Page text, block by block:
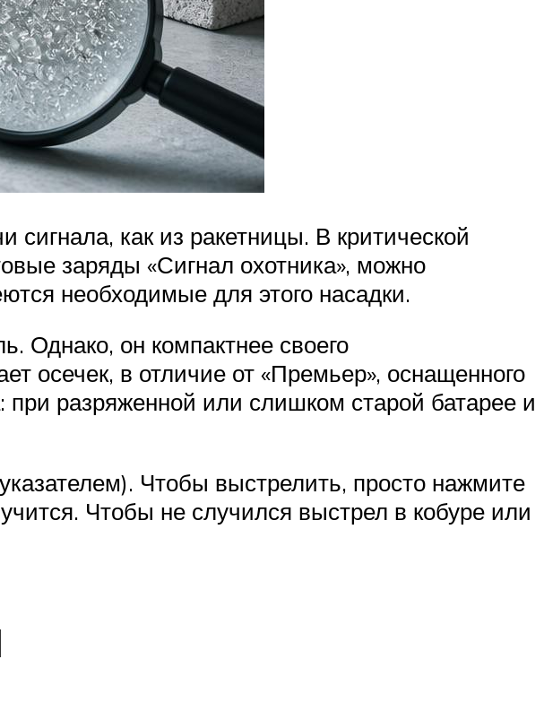
как из ракетницы. В критической
заряды «Сигнал охотника», можно
необходимые для этого насадки.
он компактнее своего
осечек, в отличие от «Премьер», оснащенного
разряженной или слишком старой батарее и
Чтобы выстрелить, просто нажмите
Чтобы не случился выстрел в кобуре или